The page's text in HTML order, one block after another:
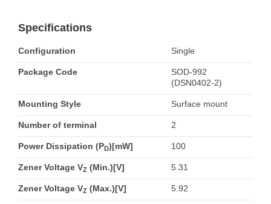
Specifications
Configuration Single
Package Code
SOD-992
(DSN0402-2)
Mounting Style Surface mount
Number of terminal 2
Power Dissipation (PD)[mW] 100
Zener Voltage VZ (Min.)[V] 5.31
Zener Voltage VZ (Max.)[V] 5.92